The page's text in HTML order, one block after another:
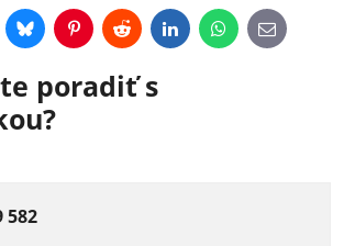
BlueskyPinterestRedditLinkedInWhatsApp
E-
mail
poradiť s
582